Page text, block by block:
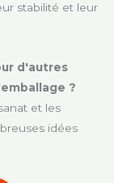
stabilité et leur
d'autres
?
et les
idées